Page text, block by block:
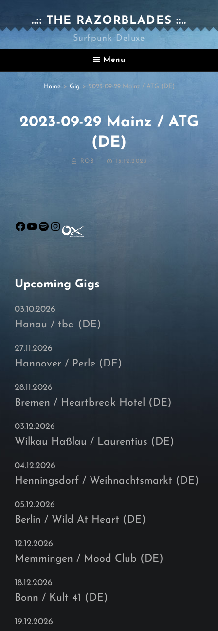
..:: THE RAZORBLADES ::..
Surfpunk Deluxe
Menu
Home > Gig > 2023-09-29 Mainz / ATG (DE)
2023-09-29 Mainz / ATG
(DE)
BY ROB
POSTED
15.12.2023
Facebook
YouTube
Spotify
Instagram
Upcoming Gigs
03.10.2026
Hanau / tba (DE)
27.11.2026
Hannover / Perle (DE)
28.11.2026
Bremen / Heartbreak Hotel (DE)
03.12.2026
Wilkau Haßlau / Laurentius (DE)
04.12.2026
Henningsdorf / Weihnachtsmarkt (DE)
05.12.2026
Berlin / Wild At Heart (DE)
12.12.2026
Memmingen / Mood Club (DE)
18.12.2026
Bonn / Kult 41 (DE)
19.12.2026